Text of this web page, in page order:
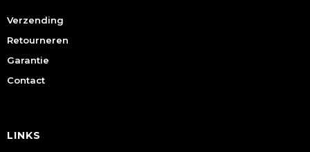
Verzending
Retourneren
Garantie
Contact
LINKS